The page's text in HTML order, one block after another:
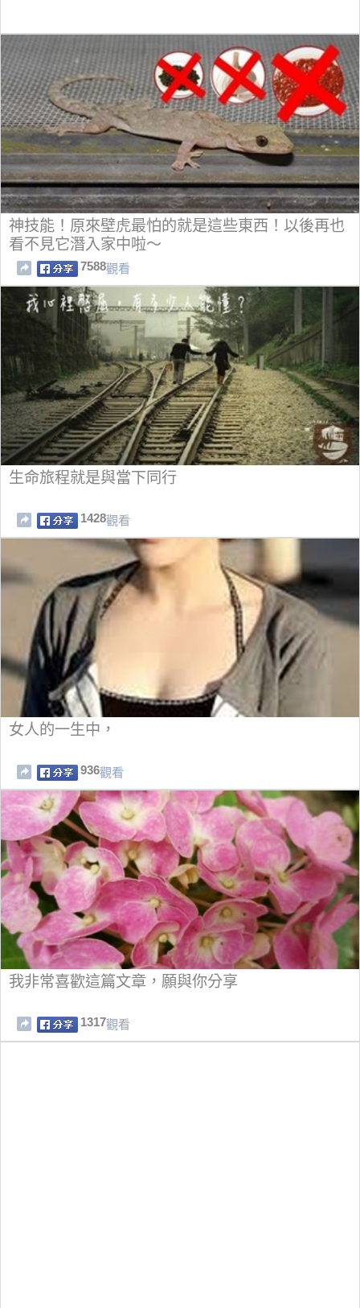
神技能！原來壁虎最怕的就是這些東西！以後再也
看不見它潛入家中啦～
7588觀看
生命旅程就是與當下同行
1428觀看
女人的一生中，
936觀看
我非常喜歡這篇文章，願與你分享
1317觀看